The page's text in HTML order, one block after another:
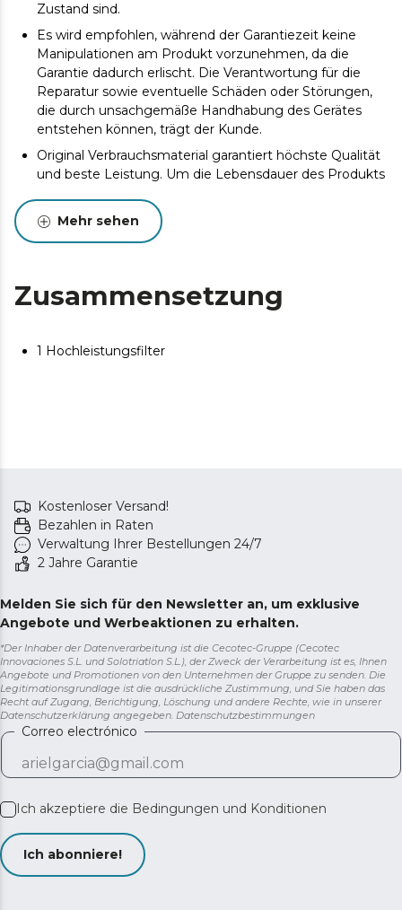
Zustand sind.
Es wird empfohlen, während der Garantiezeit keine
Manipulationen am Produkt vorzunehmen, da die
Garantie dadurch erlischt. Die Verantwortung für die
Reparatur sowie eventuelle Schäden oder Störungen,
die durch unsachgemäße Handhabung des Gerätes
entstehen können, trägt der Kunde.
Original Verbrauchsmaterial garantiert höchste Qualität
und beste Leistung. Um die Lebensdauer des Produkts
Mehr sehen
Zusammensetzung
1 Hochleistungsfilter
Kostenloser Versand!
Bezahlen in Raten
Verwaltung Ihrer Bestellungen 24/7
2 Jahre Garantie
Melden Sie sich für den Newsletter an, um exklusive
Angebote und Werbeaktionen zu erhalten.
*Der Inhaber der Datenverarbeitung ist die Cecotec-Gruppe (Cecotec
Innovaciones S.L. und Solotriatlon S.L.), der Zweck der Verarbeitung ist es, Ihnen
Angebote und Promotionen von den Unternehmen der Gruppe zu senden. Die
Legitimationsgrundlage ist die ausdrückliche Zustimmung, und Sie haben das
Recht auf Zugang, Berichtigung, Löschung und andere Rechte, wie in unserer
Datenschutzerklärung angegeben. Datenschutzbestimmungen
Correo electrónico
Ich akzeptiere die Bedingungen und Konditionen
Ich abonniere!